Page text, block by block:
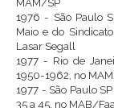
1976 - São Paulo
Maio e do
Lasar Segall
1977 - Rio de
1950-1962, no
1977 - São Paulo
35 a 45, no MAB/